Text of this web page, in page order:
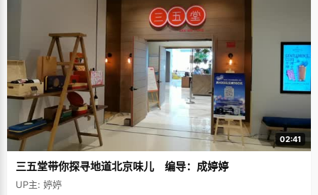
02:41
三五堂带你探寻地道北京味儿 编导：成婷婷
UP主: 婷婷